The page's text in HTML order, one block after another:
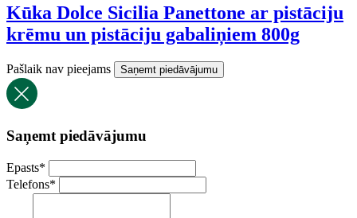
Kūka Dolce Sicilia Panettone ar pistāciju
krēmu un pistāciju gabaliņiem 800g
Pašlaik nav pieejams Saņemt piedāvājumu
Saņemt piedāvājumu
Epasts*
Telefons*